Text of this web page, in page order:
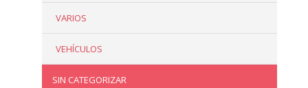
VARIOS
VEHÍCULOS
SIN CATEGORIZAR